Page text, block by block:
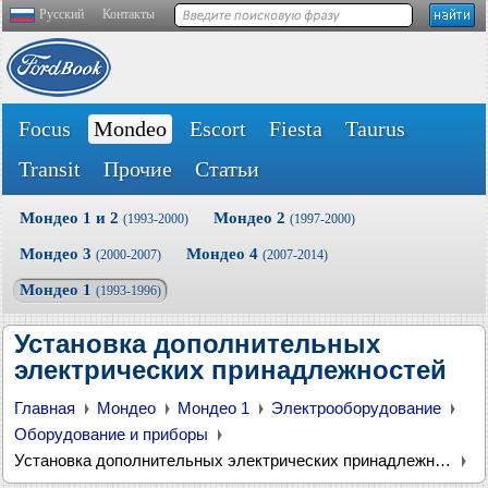
Русский Контакты
Focus Mondeo Escort Fiesta
Taurus
Transit
Прочие Статьи
Мондео 1 и 2 (1993-2000) Мондео 2 (1997-2000)
Мондео 3 (2000-2007) Мондео 4 (2007-2014)
Мондео 1 (1993-1996)
Установка дополнительных
электрических принадлежностей
Главная Мондео Мондео 1
Электрооборудование
Оборудование и приборы
Установка дополнительных электрических принадлежностей